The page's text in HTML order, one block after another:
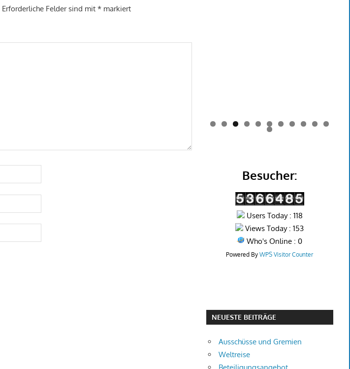
Erforderliche Felder sind mit* markiert
0 1
2
Besucher:
Users Today : 118
Views Today : 153
Who's Online : 0
Powered ByWPS Visitor Counter
NEUESTE BEITRÄGE
Ausschüsse und Gremien
Weltreise